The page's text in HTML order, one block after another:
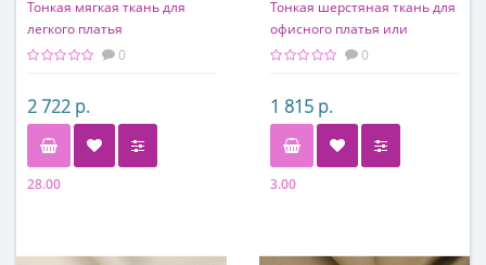
Тонкая мягкая ткань для
легкого платья
0
2 722 р.
28.00
Тонкая шерстяная ткань для
офисного платья или
делового костюма
0
1 815 р.
3.00